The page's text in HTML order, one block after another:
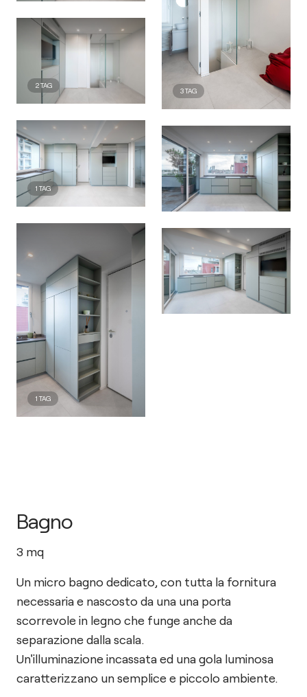
2TAG
1 TAG
1 TAG
3TAG
Bagno
3 mq
Un micro bagno dedicato, con tutta la fornitura
necessaria e nascosto da una una porta
scorrevole in legno che funge anche da
separazione dalla scala.
Un'illuminazione incassata ed una gola luminosa
caratterizzano un semplice e piccolo ambiente.